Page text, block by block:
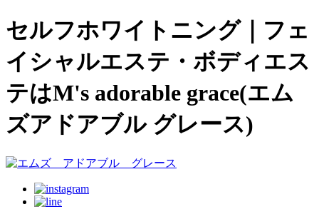
セルフホワイトニング｜フェ
イシャルエステ・ボディエス
テはM's adorable grace(エム
ズアドアブル グレース)